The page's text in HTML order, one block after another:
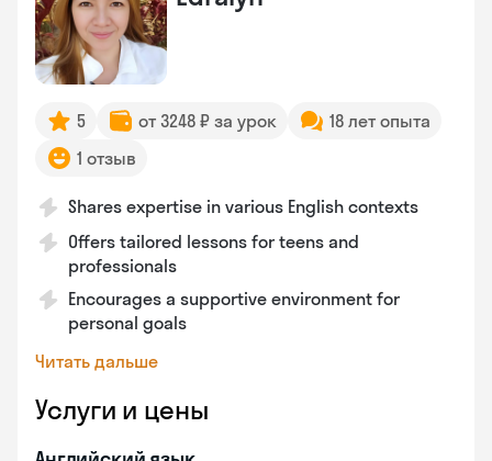
5 от 3248 ₽ за урок
18 лет опыта
1 отзыв
Shares expertise in various English contexts
Offers tailored lessons for teens and
professionals
Encourages a supportive environment for
personal goals
Читать дальше
Услуги и цены